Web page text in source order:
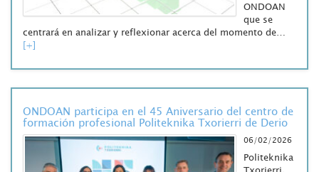
ONDOAN
que se
centrará en analizar y reflexionar acerca del momento de…
[+]
ONDOAN participa en el 45 Aniversario del centro de
formación profesional Politeknika Txorierri de Derio
06/02/2026
Politeknika